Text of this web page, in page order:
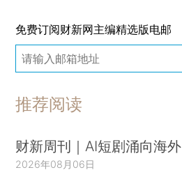
免费订阅财新网主编精选版电邮
推荐阅读
财新周刊｜AI短剧涌向海外
2026年08月06日